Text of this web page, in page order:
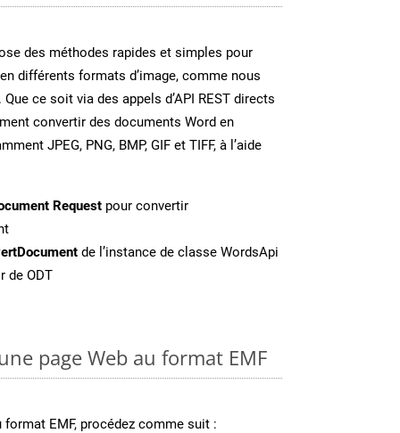
des méthodes rapides et simples pour
différents formats d’image, comme nous
ce soit via des appels d’API REST directs
convertir des documents Word en
JPEG, PNG, BMP, GIF et TIFF, à l’aide
Request pour convertir
de l’instance de classe WordsApi
de ODT
page Web au format EMF
EMF, procédez comme suit :